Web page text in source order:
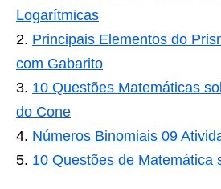
Logarítmicas
Principais Elementos do
com Gabarito
10 Questões Matemáticas
do Cone
Números Binomiais 09
10 Questões de Matemática